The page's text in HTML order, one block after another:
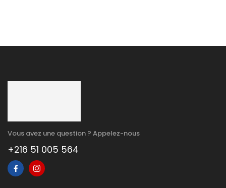
Vous avez une question ? Appelez-nous
+216 51 005 564